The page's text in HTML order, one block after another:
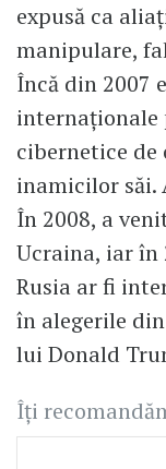
expusă ca
manipulare,
Încă din 2007
cibernetice
inamicilor săi.
În 2008, a
Ucraina, iar în
Rusia ar fi
în alegerile
lui Donald
Îți